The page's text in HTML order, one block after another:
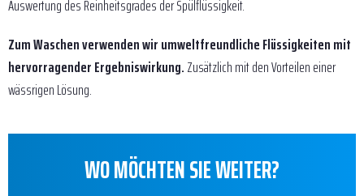
Auswertung des Reinheitsgrades der Spülflüssigkeit.
Zum Waschen verwenden wir umweltfreundliche Flüssigkeiten mit
hervorragender Ergebniswirkung.Zusätzlich mit den Vorteilen einer
wässrigen Lösung.
WO MÖCHTEN SIE WEITER?